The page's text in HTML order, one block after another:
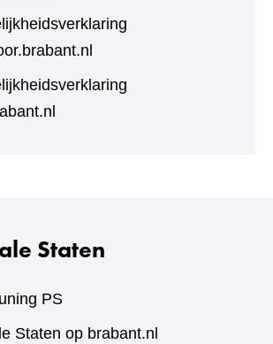
Staten
PS
Staten op brabant.nl